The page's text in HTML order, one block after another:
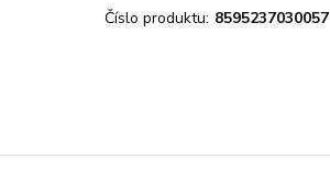
Číslo produktu: 8595237030057